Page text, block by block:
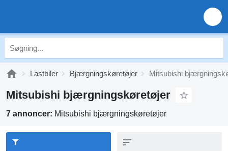
Lastbiler Bjærgningskøretøjer Mitsubishi
Mitsubishi bjærgningskøretøjer
7 annoncer: Mitsubishi bjærgningskøretøjer